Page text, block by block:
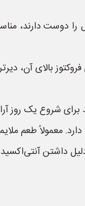
دوست دارند،
بالای آن،
شروع یک روز
معمولاً طعم
داشتن